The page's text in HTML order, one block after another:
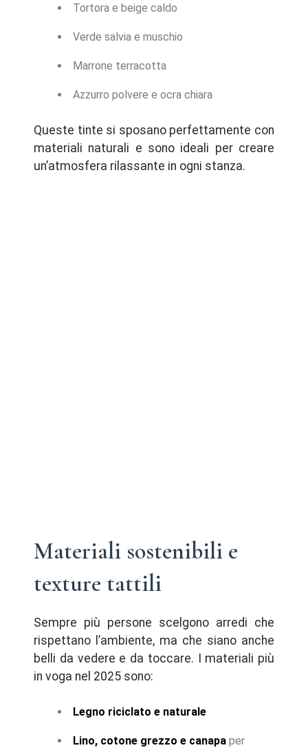
Tortora e beige caldo
Verde salvia e muschio
Marrone terracotta
Azzurro polvere e ocra chiara
Queste tinte si sposano perfettamente con
materiali naturali e sono ideali per creare
un’atmosfera rilassante in ogni stanza.
Materiali sostenibili e
texture tattili
Sempre più persone scelgono arredi che
rispettano l’ambiente, ma che siano anche
belli da vedere e da toccare. I materiali più
in voga nel 2025 sono:
Legno riciclato e naturale
Lino, cotone grezzo e canapa per